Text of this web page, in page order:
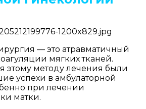
— это атравматичный
мягких тканей.
этому методу лечения были
успехи в амбулаторной
при лечении
матки.